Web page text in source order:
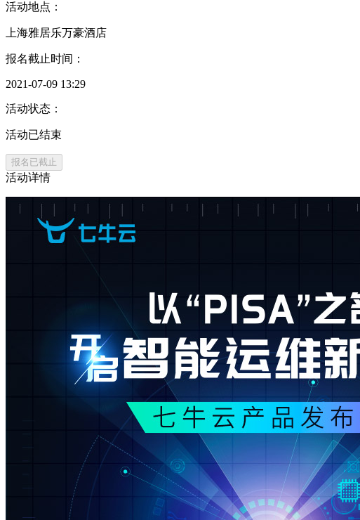
活动地点：
上海雅居乐万豪酒店
报名截止时间：
2021-07-09 13:29
活动状态：
活动已结束
报名已截止
活动详情